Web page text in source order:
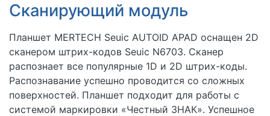
Сканирующий модуль
Планшет MERTECH Seuic AUTOID APAD оснащен 2D
сканером штрих-кодов Seuic N6703. Сканер
распознает все популярные 1D и 2D штрих-коды.
Распознавание успешно проводится со сложных
поверхностей. Планшет подходит для работы с
системой маркировки «Честный ЗНАК». Успешное